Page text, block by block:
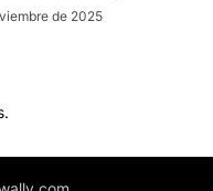
de 2025